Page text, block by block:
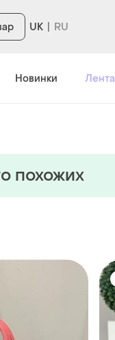
UK
Новинки Лента
похожих